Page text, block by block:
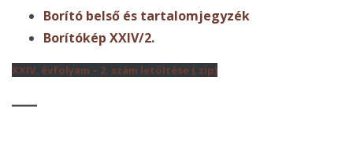
Borító belső és tartalomjegyzék
Borítókép XXIV/2.
XXIV. évfolyam – 2. szám letöltése (.zip)